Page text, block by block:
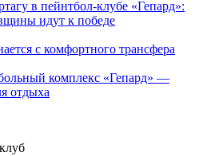
в пейнтбол-клубе «Гепард»:
идут к победе
с комфортного трансфера
комплекс «Гепард» —
отдыха